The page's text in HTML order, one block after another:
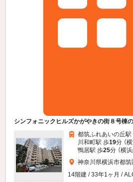
シンフォニックヒルズかがやきの街８号棟
都筑ふれあいの丘駅
川和町駅 歩19分 （
鴨居駅 歩25分 （横浜
神奈川県横浜市都
14階建 / 33年1ヶ月 /